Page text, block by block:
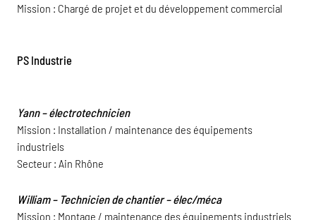
Mission : Chargé de projet et du développement commercial
PS Industrie
Yann – électrotechnicien
Mission : Installation / maintenance des équipements
industriels
Secteur : Ain Rhône
William – Technicien de chantier – élec/méca
Mission : Montage / maintenance des équipements industriels